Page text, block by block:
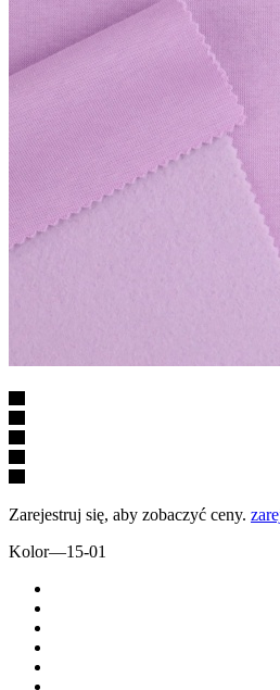
Zarejestruj się, aby zobaczyć ceny.
Kolor—15-01